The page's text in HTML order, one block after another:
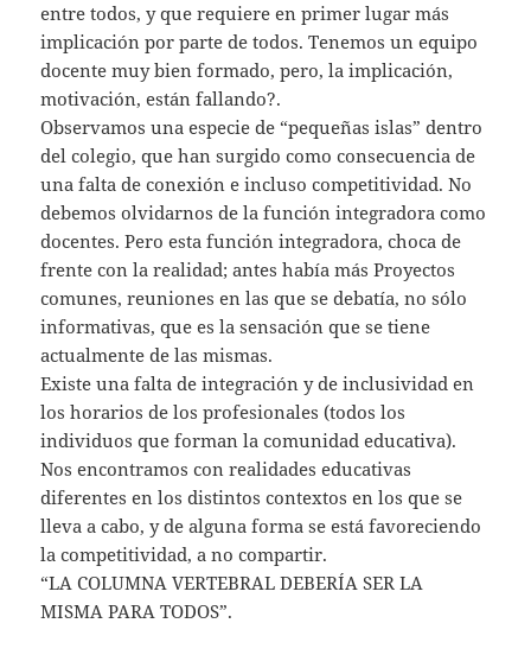
entre todos, y que requiere en primer lugar más
implicación por parte de todos. Tenemos un equipo
docente muy bien formado, pero, la implicación,
motivación, están fallando?.
Observamos una especie de “pequeñas islas” dentro
del colegio, que han surgido como consecuencia de
una falta de conexión e incluso competitividad. No
debemos olvidarnos de la función integradora como
docentes. Pero esta función integradora, choca de
frente con la realidad; antes había más Proyectos
comunes, reuniones en las que se debatía, no sólo
informativas, que es la sensación que se tiene
actualmente de las mismas.
Existe una falta de integración y de inclusividad en
los horarios de los profesionales (todos los
individuos que forman la comunidad educativa).
Nos encontramos con realidades educativas
diferentes en los distintos contextos en los que se
lleva a cabo, y de alguna forma se está favoreciendo
la competitividad, a no compartir.
“LA COLUMNA VERTEBRAL DEBERÍA SER LA
MISMA PARA TODOS”.